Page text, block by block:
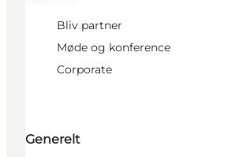
Bliv partner
Møde og konference
Corporate
Generelt